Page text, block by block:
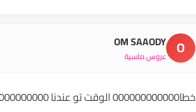
O
OM SAAODY
عروس ماسية
خطا000000000000 الوقت تو عندنا 0000000000000 الي بعدي تو قاعده من النوم---------------------